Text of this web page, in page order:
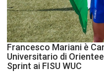
Francesco Mariani è
Universitario di
Sprint ai FISU WUC